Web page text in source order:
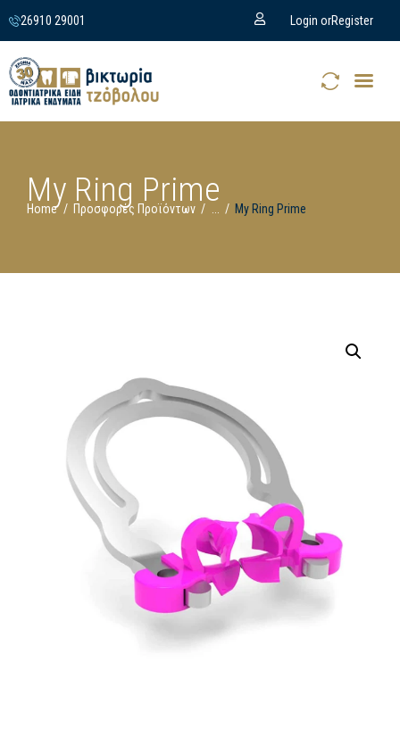
26910 29001 Login orRegister
My Ring Prime
Home Προσφορές Προϊόντων My Ring Prime